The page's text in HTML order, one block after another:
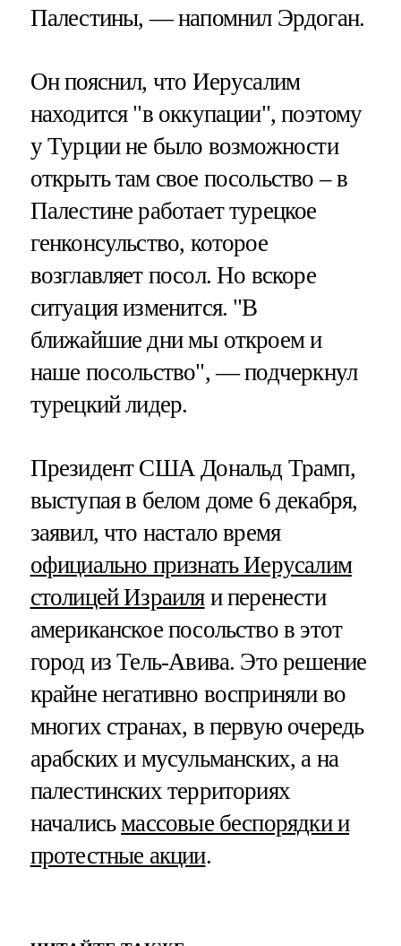
Палестины, — напомнил Эрдоган.
Он пояснил, что Иерусалим
находится "в оккупации", поэтому
у Турции не было возможности
открыть там свое посольство – в
Палестине работает турецкое
генконсульство, которое
возглавляет посол. Но вскоре
ситуация изменится. "В
ближайшие дни мы откроем и
наше посольство", — подчеркнул
турецкий лидер.
Президент США Дональд Трамп,
выступая в белом доме 6 декабря,
заявил, что настало время
официально признать Иерусалим
столицей Израиляи перенести
американское посольство в этот
город из Тель-Авива. Это решение
крайне негативно восприняли во
многих странах, в первую очередь
арабских и мусульманских, а на
палестинских территориях
началисьмассовые беспорядки и
протестные акции.